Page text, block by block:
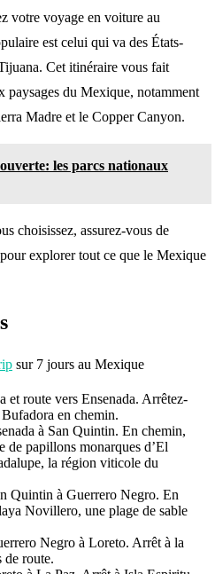
votre voyage en voiture au
est celui qui va des États-
Cet itinéraire vous fait
paysages du Mexique, notamment
Madre et le Copper Canyon.
les parcs nationaux
choisissez, assurez-vous de
explorer tout ce que le Mexique
sur 7 jours au Mexique
et route vers Ensenada. Arrêtez-
en chemin.
à San Quintin. En chemin,
de papillons monarques d’El
la région viticole du
Quintin à Guerrero Negro. En
Novillero, une plage de sable
Negro à Loreto. Arrêt à la
de route.